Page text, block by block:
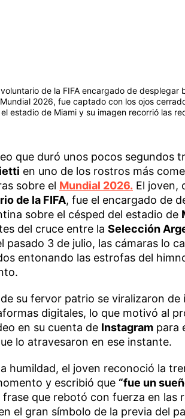
de la FIFA encargado de desplegar
2026, fue captado con los ojos
estadio de Miami y su imagen recorrió las
que duró unos pocos segundos
en uno de los rostros más
sobre el Mundial 2026. El joven,
de la FIFA, fue el encargado de
sobre el césped del estadio de
del cruce entre la Selección
pasado 3 de julio, las cámaras lo
entonando las estrofas del
su fervor patrio se viralizaron de
digitales, lo que motivó al
en su cuenta de Instagram para
lo atravesaron en ese instante.
humildad, el joven reconoció la
y escribió que “fue un
frase que rebotó con fuerza en las
el gran símbolo de la previa del